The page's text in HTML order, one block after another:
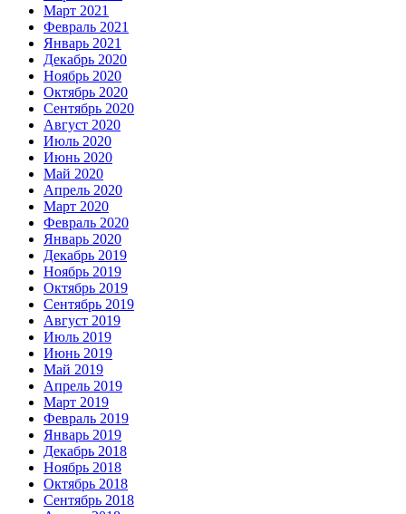
Март 2021
Февраль 2021
Январь 2021
Декабрь 2020
Ноябрь 2020
Октябрь 2020
Сентябрь 2020
Август 2020
Июль 2020
Июнь 2020
Май 2020
Апрель 2020
Март 2020
Февраль 2020
Январь 2020
Декабрь 2019
Ноябрь 2019
Октябрь 2019
Сентябрь 2019
Август 2019
Июль 2019
Июнь 2019
Май 2019
Апрель 2019
Март 2019
Февраль 2019
Январь 2019
Декабрь 2018
Ноябрь 2018
Октябрь 2018
Сентябрь 2018